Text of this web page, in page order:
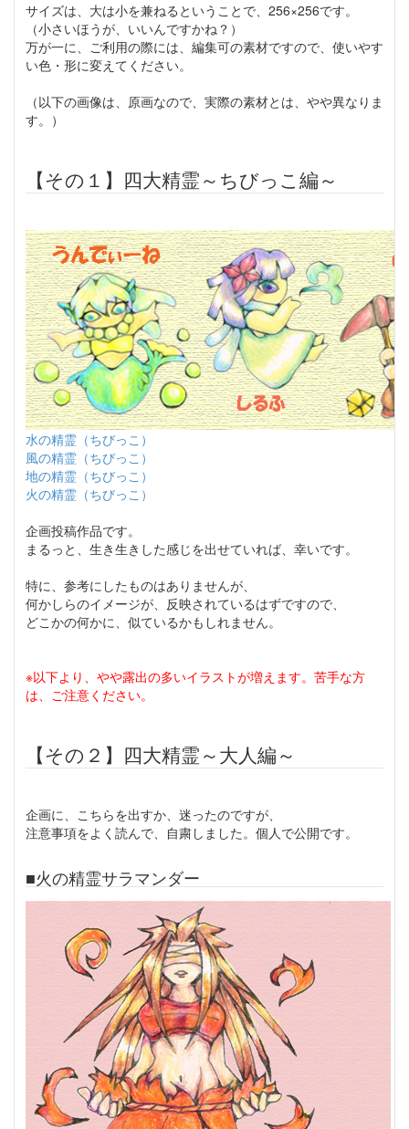
サイズは、大は小を兼ねるということで、256×256です。
（小さいほうが、いいんですかね？）
万が一に、ご利用の際には、編集可の素材ですので、使いやす
い色・形に変えてください。
（以下の画像は、原画なので、実際の素材とは、やや異なりま
す。）
【その１】四大精霊～ちびっこ編～
水の精霊（ちびっこ）
風の精霊（ちびっこ）
地の精霊（ちびっこ）
火の精霊（ちびっこ）
企画投稿作品です。
まるっと、生き生きした感じを出せていれば、幸いです。
特に、参考にしたものはありませんが、
何かしらのイメージが、反映されているはずですので、
どこかの何かに、似ているかもしれません。
※以下より、やや露出の多いイラストが増えます。苦手な方
は、ご注意ください。
【その２】四大精霊～大人編～
企画に、こちらを出すか、迷ったのですが、
注意事項をよく読んで、自粛しました。個人で公開です。
■火の精霊サラマンダー